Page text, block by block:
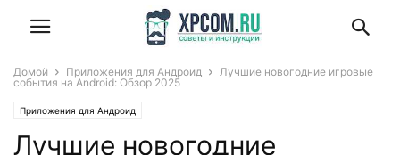
Домой Приложения для Андроид
Лучшие новогодние игровые
события на Android: Обзор 2025
Приложения для Андроид
Лучшие новогодние